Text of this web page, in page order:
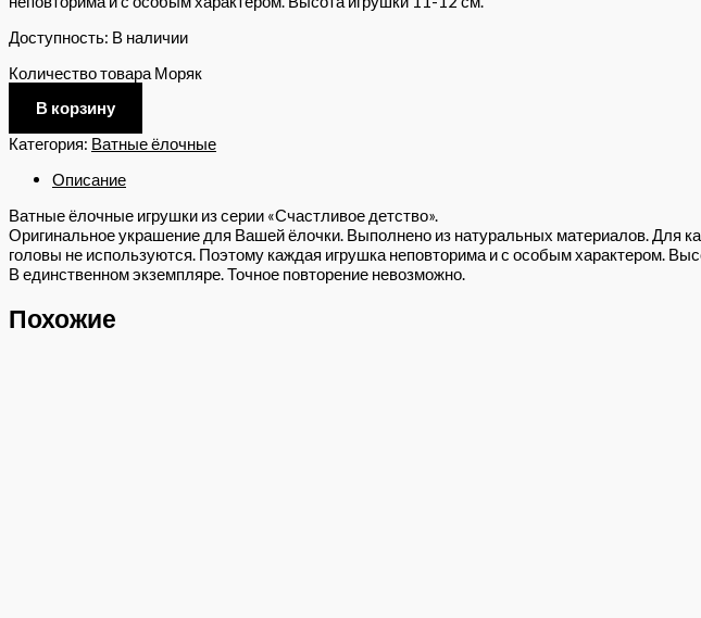
Доступность: В наличии
Количество товара Моряк
В корзину
Категория: Ватные ёлочные
Описание
Ватные ёлочные игрушки из серии «Счастливое детство».
Оригинальное украшение для Вашей ёлочки. Выполнено из натуральных материалов. Для
головы не используются. Поэтому каждая игрушка неповторима и с особым характером.
В единственном экземпляре. Точное повторение невозможно.
Похожие